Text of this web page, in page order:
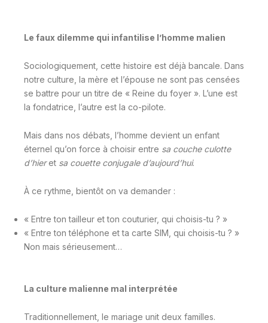
Le faux dilemme qui infantilise l’homme malien
Sociologiquement, cette histoire est déjà bancale. Dans
notre culture, la mère et l’épouse ne sont pas censées
se battre pour un titre de « Reine du foyer ». L’une est
la fondatrice, l’autre est la co-pilote.
Mais dans nos débats, l’homme devient un enfant
éternel qu’on force à choisir entre sa couche culotte
d’hieret sa couette conjugale d’aujourd’hui.
À ce rythme, bientôt on va demander :
« Entre ton tailleur et ton couturier, qui choisis-tu ? »
« Entre ton téléphone et ta carte SIM, qui choisis-tu ? »
Non mais sérieusement…
La culture malienne mal interprétée
Traditionnellement, le mariage unit deux familles.